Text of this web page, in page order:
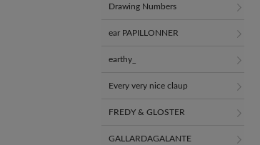
Drawing Numbers
ear PAPILLONNER
earthy_
Every very nice claup
FREDY & GLOSTER
GALLARDAGALANTE